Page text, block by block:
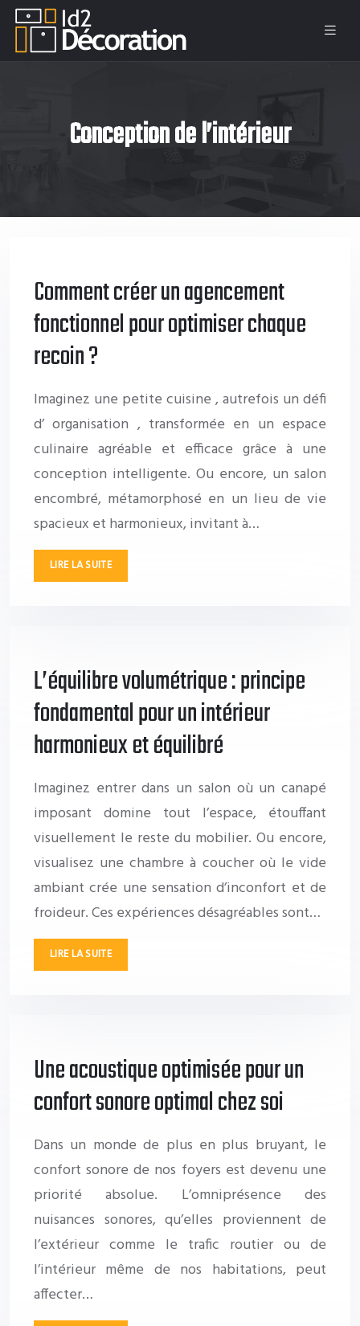
Conception de l’intérieur
Comment créer un agencement
fonctionnel pour optimiser chaque
recoin ?
Imaginez une petite cuisine , autrefois un défi
d’ organisation , transformée en un espace
culinaire agréable et efficace grâce à une
conception intelligente. Ou encore, un salon
encombré, métamorphosé en un lieu de vie
spacieux et harmonieux, invitant à…
LIRE LA SUITE
L’équilibre volumétrique : principe
fondamental pour un intérieur
harmonieux et équilibré
Imaginez entrer dans un salon où un canapé
imposant domine tout l’espace, étouffant
visuellement le reste du mobilier. Ou encore,
visualisez une chambre à coucher où le vide
ambiant crée une sensation d’inconfort et de
froideur. Ces expériences désagréables sont…
LIRE LA SUITE
Une acoustique optimisée pour un
confort sonore optimal chez soi
Dans un monde de plus en plus bruyant, le
confort sonore de nos foyers est devenu une
priorité absolue. L’omniprésence des
nuisances sonores, qu’elles proviennent de
l’extérieur comme le trafic routier ou de
l’intérieur même de nos habitations, peut
affecter…